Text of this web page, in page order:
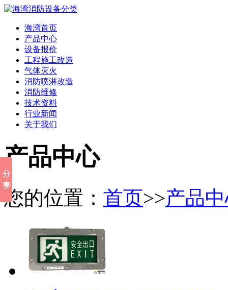
海湾首页
产品中心
设备报价
工程施工改造
气体灭火
消防喷淋改造
消防维修
技术资料
行业新闻
关于我们
产品中心
您的位置： 首页>>产品